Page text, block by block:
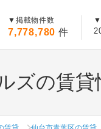
▼ 掲載物件数
7,778,780 件
▼
ズの賃貸